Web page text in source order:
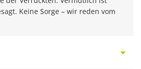
Keine Sorge – wir reden vom